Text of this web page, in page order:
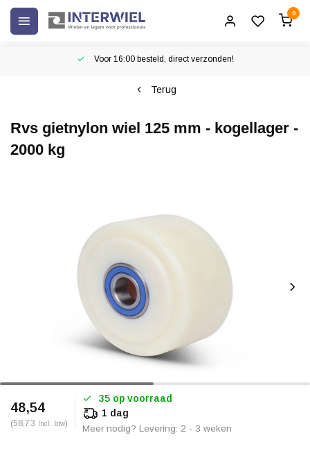
0
Voor 16:00 besteld, direct verzonden!
Terug
Rvs gietnylon wiel 125 mm - kogellager -
2000 kg
48,54
(58,73 Incl. btw)
35 op voorraad
1 dag
Meer nodig? Levering: 2 - 3 weken